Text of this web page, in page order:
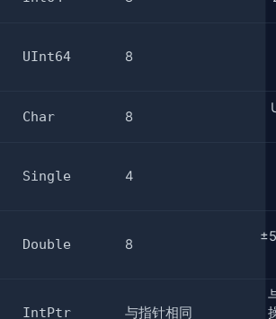
UInt64 8
Char 8
Single 4
Double 8
IntPtr 与指针相同